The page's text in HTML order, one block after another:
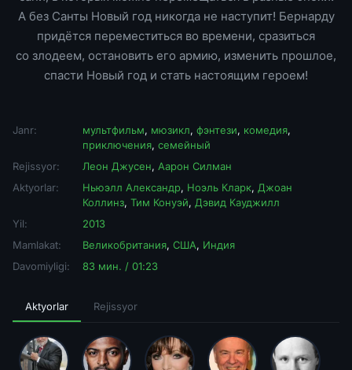
А без Санты Новый год никогда не наступит! Бернарду
придётся переместиться во времени, сразиться
со злодеем, остановить его армию, изменить прошлое,
спасти Новый год и стать настоящим героем!
Janr: мультфильм, мюзикл, фэнтези, комедия,
приключения, семейный
Rejissyor:
Леон Джусен, Аарон Силман
Aktyorlar:
Ньюэлл Александр, Ноэль Кларк, Джоан
Коллинз, Тим Конуэй, Дэвид Кауджилл
Yil:
2013
Mamlakat:
Великобритания, США, Индия
Davomiyligi:
83 мин. / 01:23
Aktyorlar Rejissyor